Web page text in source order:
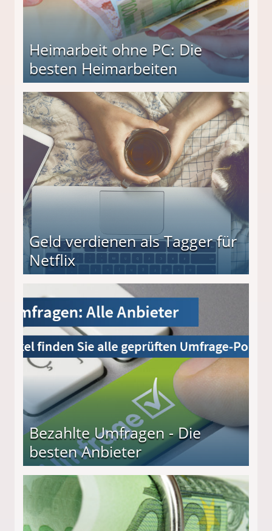
Heimarbeit ohne PC: Die
besten Heimarbeiten
Geld verdienen als Tagger für
Netflix
Bezahlte Umfragen - Die
besten Anbieter